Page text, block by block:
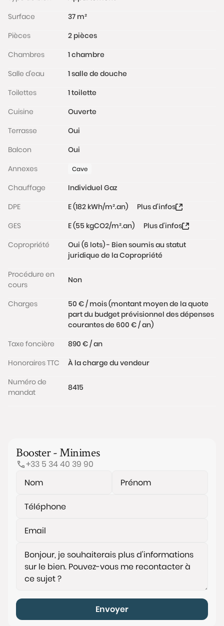
sera exigée pour tous les visiteurs majeurs avant
Les informations sur les risques auxquels ce bien est
exposé sont disponibles sur le site Géorisques :
www.georisques.gouv.fr
Surface
37 m²
Pièces
2 pièces
Chambres
1 chambre
Salle d'eau
1 salle de douche
Toilettes
1 toilette
Cuisine
Ouverte
Terrasse
Oui
Balcon
Oui
Annexes
Cave
Chauffage
Individuel Gaz
DPE
E (182 kWh/m².an)
Plus d'infos
GES
E (55 kgCO2/m².an)
Plus d'infos
Copropriété
Oui (6 lots) - Bien soumis au statut
juridique de la Copropriété
Procédure en
cours
Non
Charges
50 € / mois (montant moyen de la quote
part du budget prévisionnel des dépenses
courantes de 600 € / an)
Taxe foncière
890 € / an
Honoraires TTC
À la charge du vendeur
Numéro de
mandat
8415
Booster - Minimes
+33 5 34 40 39 90
Envoyer